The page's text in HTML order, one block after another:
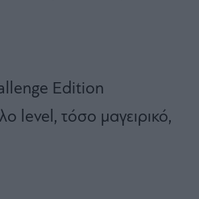
Edition
level, τόσο μαγειρικό,